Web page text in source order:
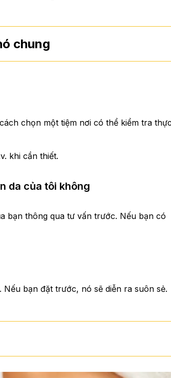
chung
chọn một tiệm nơi có thể kiểm tra thực
khi cần thiết.
da của tôi không
bạn thông qua tư vấn trước. Nếu bạn có
bạn đặt trước, nó sẽ diễn ra suôn sẻ.